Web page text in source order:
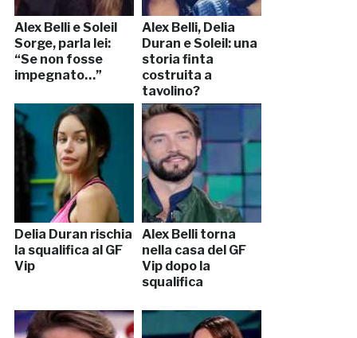
Alex Belli e Soleil
Sorge, parla lei:
“Se non fosse
impegnato…”
Alex Belli, Delia
Duran e Soleil: una
storia finta
costruita a
tavolino?
Delia Duran rischia
la squalifica al GF
Vip
Alex Belli torna
nella casa del GF
Vip dopo la
squalifica